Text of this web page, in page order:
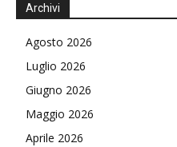
Archivi
Agosto 2026
Luglio 2026
Giugno 2026
Maggio 2026
Aprile 2026